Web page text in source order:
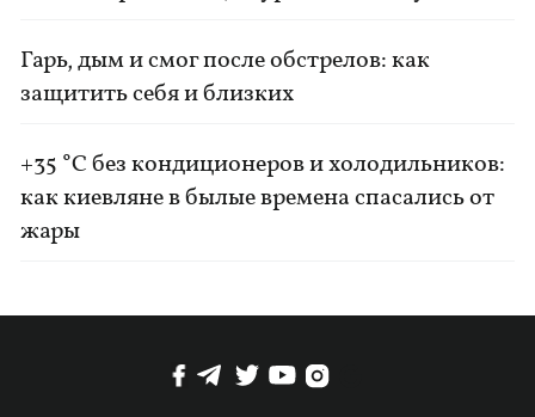
Гарь, дым и смог после обстрелов: как
защитить себя и близких
+35 °C без кондиционеров и холодильников:
как киевляне в былые времена спасались от
жары